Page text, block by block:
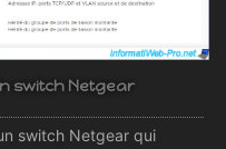
switch Netgear
switch Netgear qui